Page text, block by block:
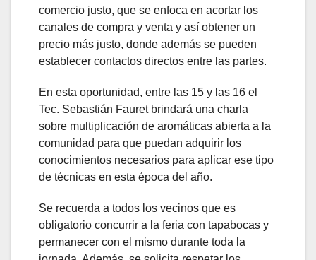
comercio justo, que se enfoca en acortar los
canales de compra y venta y así obtener un
precio más justo, donde además se pueden
establecer contactos directos entre las partes.
En esta oportunidad, entre las 15 y las 16 el
Tec. Sebastián Fauret brindará una charla
sobre multiplicación de aromáticas abierta a la
comunidad para que puedan adquirir los
conocimientos necesarios para aplicar ese tipo
de técnicas en esta época del año.
Se recuerda a todos los vecinos que es
obligatorio concurrir a la feria con tapabocas y
permanecer con el mismo durante toda la